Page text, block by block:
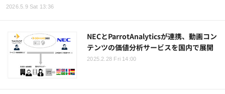
2026.5.9 Sat 13:36
NECとParrotAnalyticsが連携、動画コン
テンツの価値分析サービスを国内で展開
2025.2.28 Fri 14:00